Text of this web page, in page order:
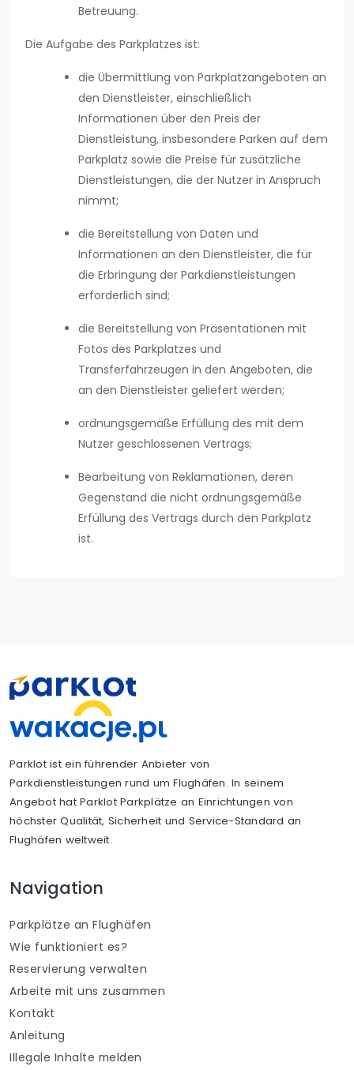
Betreuung.
Die Aufgabe des Parkplatzes ist:
die Übermittlung von Parkplatzangeboten an
den Dienstleister, einschließlich
Informationen über den Preis der
Dienstleistung, insbesondere Parken auf dem
Parkplatz sowie die Preise für zusätzliche
Dienstleistungen, die der Nutzer in Anspruch
nimmt;
die Bereitstellung von Daten und
Informationen an den Dienstleister, die für
die Erbringung der Parkdienstleistungen
erforderlich sind;
die Bereitstellung von Präsentationen mit
Fotos des Parkplatzes und
Transferfahrzeugen in den Angeboten, die
an den Dienstleister geliefert werden;
ordnungsgemäße Erfüllung des mit dem
Nutzer geschlossenen Vertrags;
Bearbeitung von Reklamationen, deren
Gegenstand die nicht ordnungsgemäße
Erfüllung des Vertrags durch den Parkplatz
ist.
Parklot ist ein führender Anbieter von
Parkdienstleistungen rund um Flughäfen. In seinem
Angebot hat Parklot Parkplätze an Einrichtungen von
höchster Qualität, Sicherheit und Service-Standard an
Flughäfen weltweit.
Navigation
Parkplätze an Flughäfen
Wie funktioniert es?
Reservierung verwalten
Arbeite mit uns zusammen
Kontakt
Anleitung
Illegale Inhalte melden